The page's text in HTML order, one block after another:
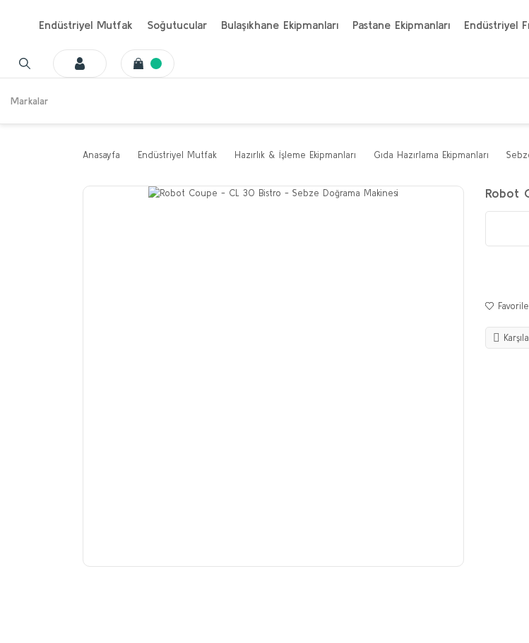
Endüstriyel Mutfak Soğutucular Bulaşıkhane Ekipmanları Pastane Ekipmanları Endüstriyel
Markalar
Anasayfa Endüstriyel Mutfak Hazırlık & İşleme Ekipmanları Gıda Hazırlama Ekipmanları
Robot